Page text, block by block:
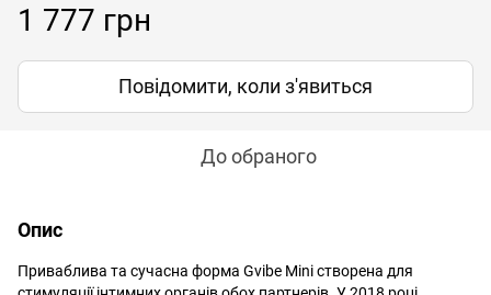
1 777 грн
Повідомити, коли з'явиться
До обраного
Опис
Приваблива та сучасна форма Gvibe Mini створена для